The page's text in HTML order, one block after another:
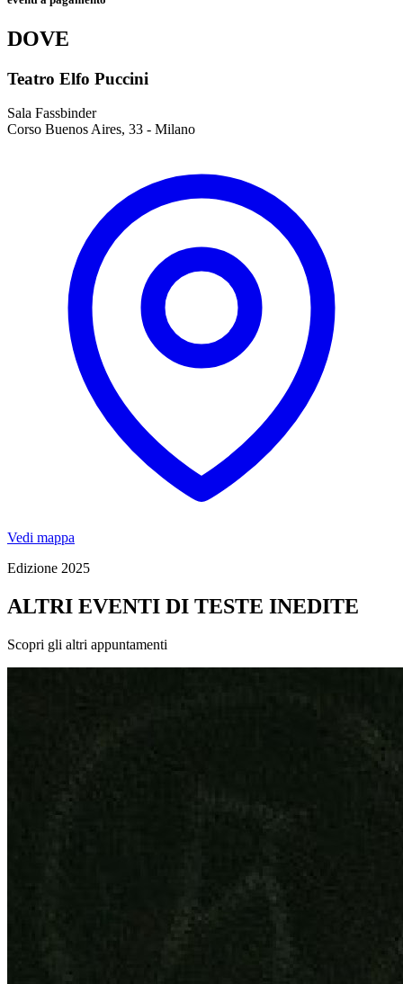
DOVE
Teatro Elfo Puccini
Sala Fassbinder
Corso Buenos Aires, 33 - Milano
Vedi mappa
Edizione 2025
ALTRI EVENTI DI TESTE INEDITE
Scopri gli altri appuntamenti